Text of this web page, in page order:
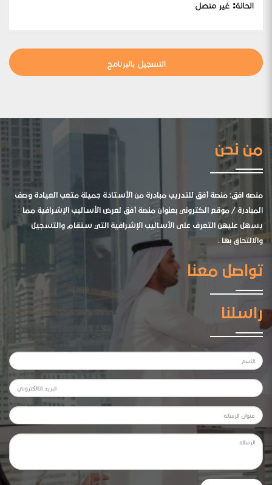
الحالة: غير متصل
التسجيل بالبرنامج
من نحن
منصه افق: منصة أفق للتدريب مبادرة من الأستاذة جميلة متعب العيادة وصف
المبادرة / موقع الكتروني بعنوان منصة أفق لعرض الأساليب الإشرافية مما
يسهل عليهن التعرف على الأساليب الإشرافية التي ستقام والتسجيل
والالتحاق بها .
تواصل معنا
راسلنا